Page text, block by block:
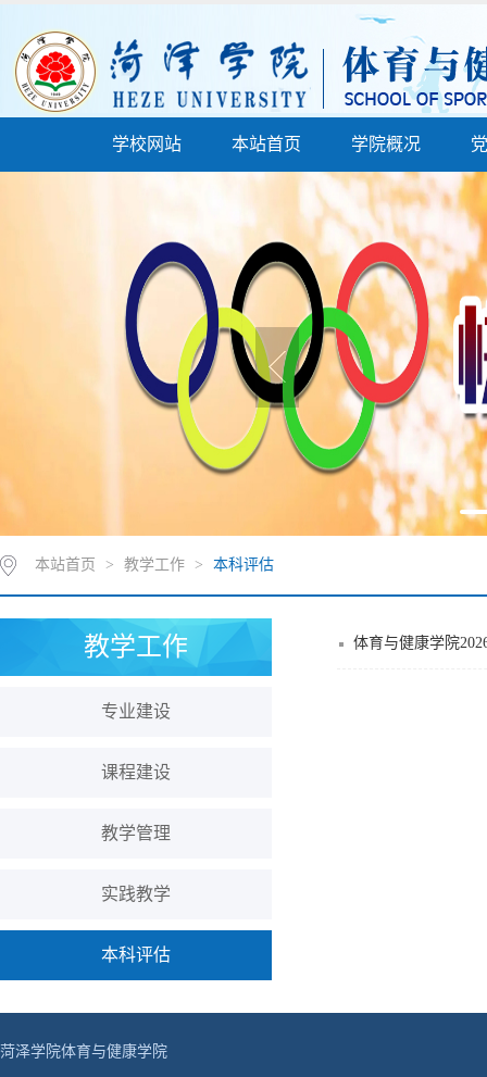
学校网站 本站首页 学院概况
本站首页 > 教学工作 > 本科评估
教学工作
专业建设
课程建设
教学管理
实践教学
本科评估
体育与健康学院
菏泽学院体育与健康学院